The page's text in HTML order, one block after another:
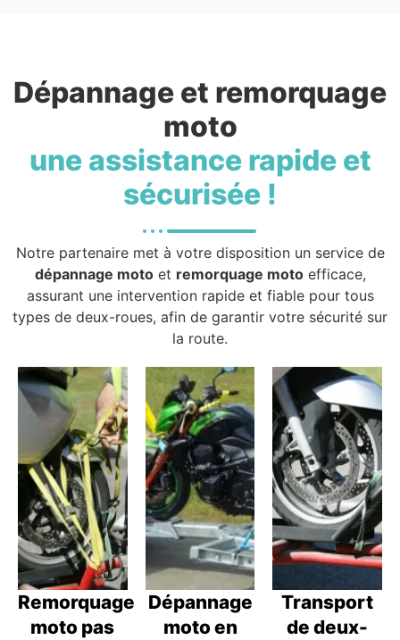
Dépannage et remorquage
moto
une assistance rapide et
sécurisée !
Notre partenaire met à votre disposition un service de
dépannage motoet remorquage motoefficace,
assurant une intervention rapide et fiable pour tous
types de deux-roues, afin de garantir votre sécurité sur
la route.
Remorquage
moto pas
Dépannage
moto en
Transport
de deux-